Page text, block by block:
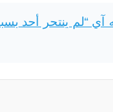
آي “لم ينتحر